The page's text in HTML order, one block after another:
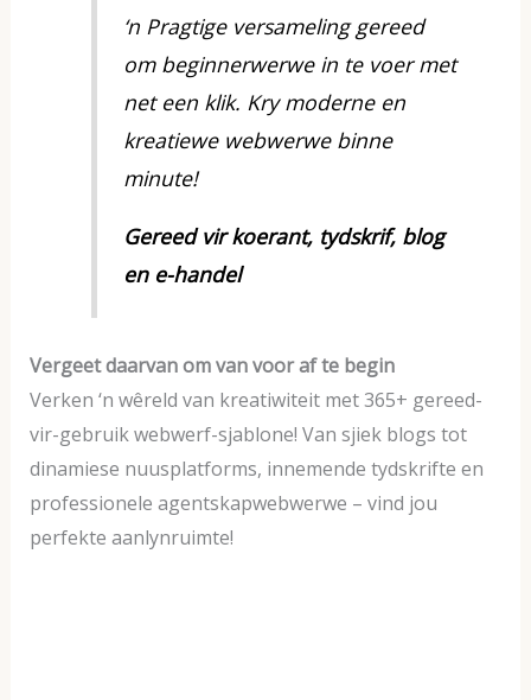
‘n Pragtige versameling gereed
om beginnerwerwe in te voer met
net een klik. Kry moderne en
kreatiewe webwerwe binne
minute!
Gereed vir koerant, tydskrif, blog
en e-handel
Vergeet daarvan om van voor af te begin
Verken ‘n wêreld van kreatiwiteit met 365+ gereed-
vir-gebruik webwerf-sjablone! Van sjiek blogs tot
dinamiese nuusplatforms, innemende tydskrifte en
professionele agentskapwebwerwe – vind jou
perfekte aanlynruimte!